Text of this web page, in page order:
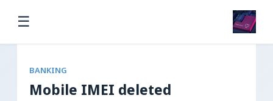
☰
BANKING
Mobile IMEI deleted